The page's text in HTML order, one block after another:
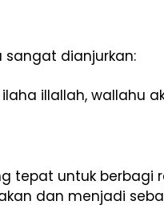
sangat dianjurkan:
illallah, wallahu
tepat untuk berbagi
dan menjadi